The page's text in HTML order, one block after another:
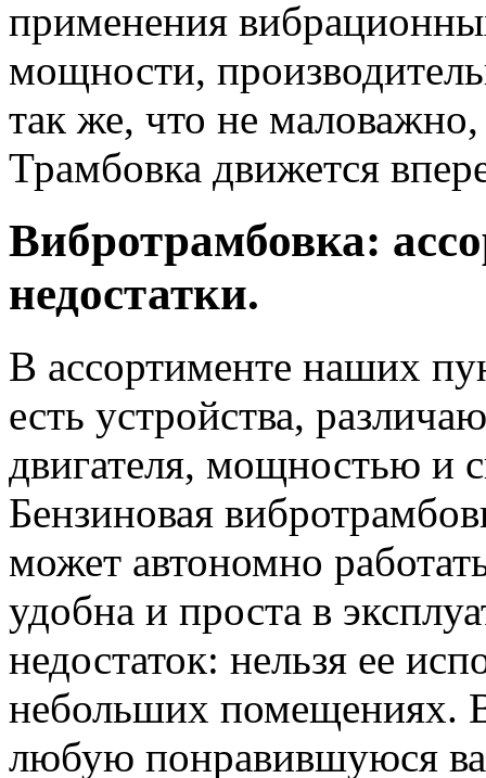
применения
мощности,
так же, что не
Трамбовка движется
Вибротрамбовка:
недостатки.
В ассортименте наших
есть устройства,
двигателя, мощностью и
Бензиновая
может автономно
удобна и проста в
недостаток: нельзя ее
небольших помещениях.
любую понравившуюся